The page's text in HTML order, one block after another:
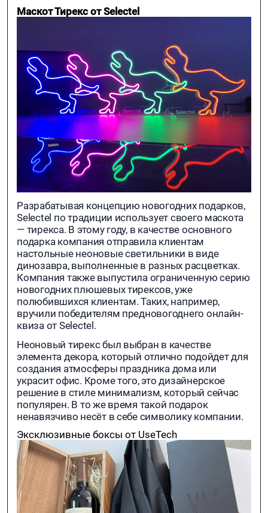
Маскот Тирекс от Selectel
Разрабатывая концепцию новогодних подарков,
Selectel по традиции использует своего маскота
— тирекса. В этому году, в качестве основного
подарка компания отправила клиентам
настольные неоновые светильники в виде
динозавра, выполненные в разных расцветках.
Компания также выпустила ограниченную серию
новогодних плюшевых тирексов, уже
полюбившихся клиентам. Таких, например,
вручили победителям предновогоднего онлайн-
квиза от Selectel.
Неоновый тирекс был выбран в качестве
элемента декора, который отлично подойдет для
создания атмосферы праздника дома или
украсит офис. Кроме того, это дизайнерское
решение в стиле минимализм, который сейчас
популярен. В то же время такой подарок
ненавязчиво несёт в себе символику компании.
Эксклюзивные боксы от UseTech